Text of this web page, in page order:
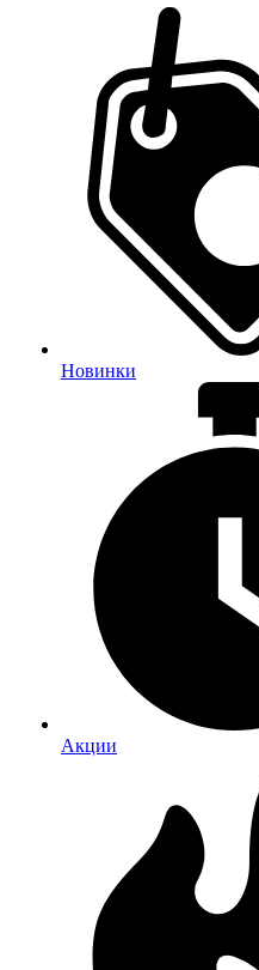
Новинки
Акции